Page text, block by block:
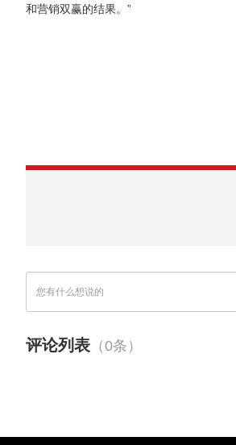
和营销双赢的结果。”
评论列表 （0条）